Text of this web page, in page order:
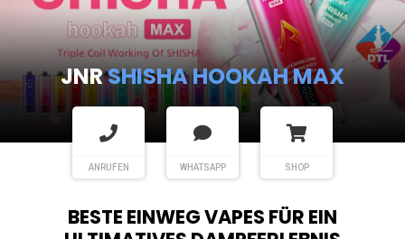
JNRSHISHA HOOKAH MAX
ANRUFEN WHATSAPP SHOP
BESTE EINWEG VAPES FÜR EIN